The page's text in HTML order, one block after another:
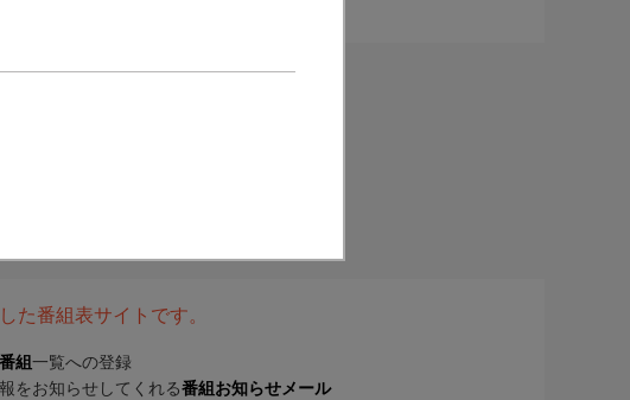
た番組表サイトです。
組一覧への登録
をお知らせしてくれる番組お知らせメール